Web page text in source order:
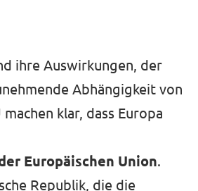
ihre Auswirkungen, der
Abhängigkeit von
klar, dass Europa
Europäischen Union.
Republik, die die